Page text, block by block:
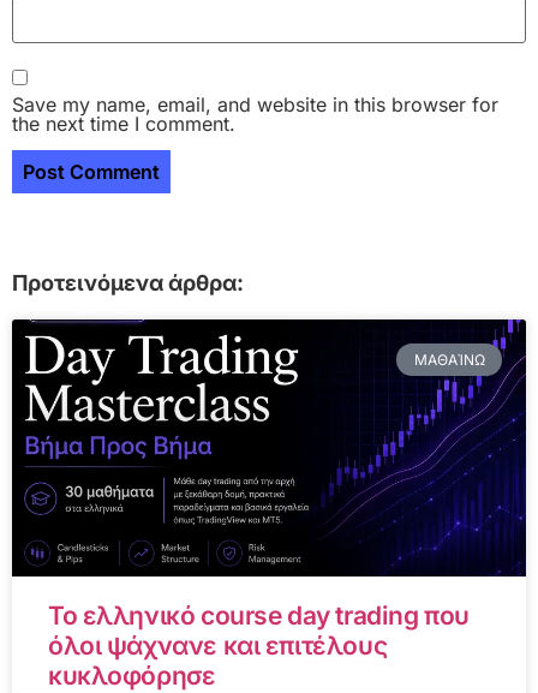
Save my name, email, and website in this browser for
the next time I comment.
Προτεινόμενα άρθρα:
ΜΑΘΑΊΝΩ
Το ελληνικό course day trading που
όλοι ψάχνανε και επιτέλους
κυκλοφόρησε